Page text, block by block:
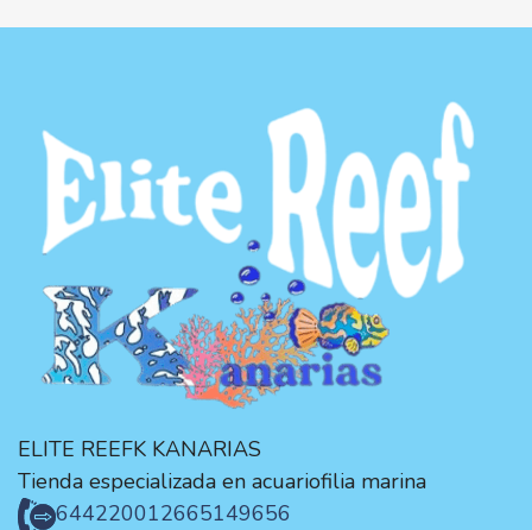
ELITE REEFK KANARIAS
Tienda especializada en acuariofilia marina
644220012665149656